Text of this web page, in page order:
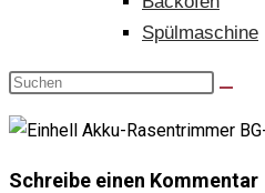
Spülmaschine
Schreibe einen Kommentar